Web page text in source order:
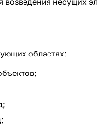
несущих
областях: